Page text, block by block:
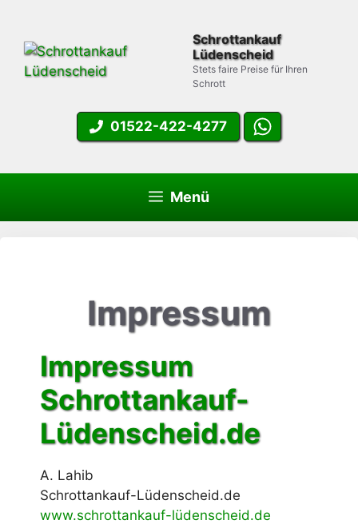
springen
Schrottankauf
Lüdenscheid
Stets faire Preise für Ihren
Schrott
01522-422-4277
Menü
Impressum
Impressum
Schrottankauf-
Lüdenscheid.de
A. Lahib
Schrottankauf-Lüdenscheid.de
www.schrottankauf-lüdenscheid.de